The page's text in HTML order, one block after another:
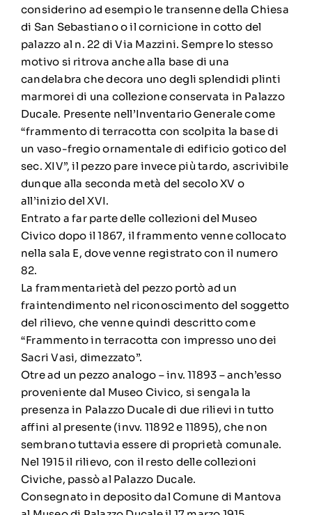
considerino ad esempio le transenne della Chiesa
di San Sebastiano o il cornicione in cotto del
palazzo al n. 22 di Via Mazzini. Sempre lo stesso
motivo si ritrova anche alla base di una
candelabra che decora uno degli splendidi plinti
marmorei di una collezione conservata in Palazzo
Ducale. Presente nell’Inventario Generale come
“frammento di terracotta con scolpita la base di
un vaso-fregio ornamentale di edificio gotico del
sec. XIV”, il pezzo pare invece più tardo, ascrivibile
dunque alla seconda metà del secolo XV o
all’inizio del XVI.
Entrato a far parte delle collezioni del Museo
Civico dopo il 1867, il frammento venne collocato
nella sala E, dove venne registrato con il numero
82.
La frammentarietà del pezzo portò ad un
fraintendimento nel riconoscimento del soggetto
del rilievo, che venne quindi descritto come
“Frammento in terracotta con impresso uno dei
Sacri Vasi, dimezzato”.
Otre ad un pezzo analogo – inv. 11893 – anch’esso
proveniente dal Museo Civico, si sengala la
presenza in Palazzo Ducale di due rilievi in tutto
affini al presente (invv. 11892 e 11895), che non
sembrano tuttavia essere di proprietà comunale.
Nel 1915 il rilievo, con il resto delle collezioni
Civiche, passò al Palazzo Ducale.
Consegnato in deposito dal Comune di Mantova